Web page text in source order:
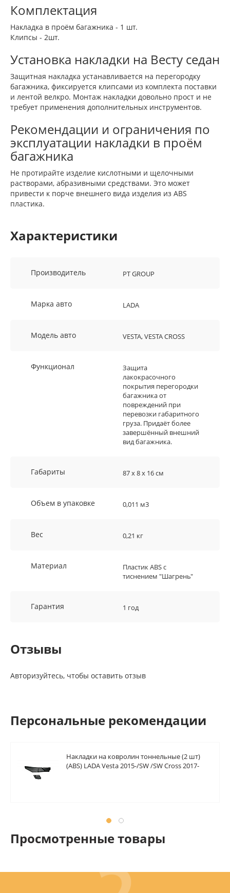
Комплектация
Накладка в проём багажника - 1 шт.
Клипсы - 2шт.
Установка накладки на Весту седан
Защитная накладка устанавливается на перегородку
багажника, фиксируется клипсами из комплекта поставки
и лентой велкро. Монтаж накладки довольно прост и не
требует применения дополнительных инструментов.
Рекомендации и ограничения по
эксплуатации накладки в проём
багажника
Не протирайте изделие кислотными и щелочными
растворами, абразивными средствами. Это может
привести к порче внешнего вида изделия из ABS
пластика.
Характеристики
Производитель PT GROUP
Марка авто LADA
Модель авто VESTA, VESTA CROSS
Функционал
Защита
лакокрасочного
покрытия перегородки
багажника от
повреждений при
перевозки габаритного
груза. Придаёт более
завершённый внешний
вид багажника.
Габариты 87 х 8 х 16 см
Объем в упаковке 0,011 м3
Вес 0,21 кг
Материал
Пластик ABS с
тиснением "Шагрень"
Гарантия 1 год
Отзывы
Авторизуйтесь, чтобы оставить отзыв
Персональные рекомендации
Накладки на ковролин тоннельные (2 шт)
(ABS) LADA Vesta 2015-/SW /SW Cross 2017-
Просмотренные товары